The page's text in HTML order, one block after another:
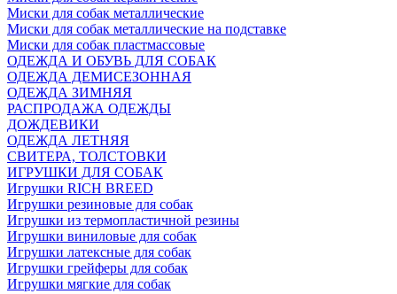
Миски для собак металлические
Миски для собак металлические на подставке
Миски для собак пластмассовые
ОДЕЖДА И ОБУВЬ ДЛЯ СОБАК
ОДЕЖДА ДЕМИСЕЗОННАЯ
ОДЕЖДА ЗИМНЯЯ
РАСПРОДАЖА ОДЕЖДЫ
ДОЖДЕВИКИ
ОДЕЖДА ЛЕТНЯЯ
СВИТЕРА, ТОЛСТОВКИ
ИГРУШКИ ДЛЯ СОБАК
Игрушки RICH BREED
Игрушки резиновые для собак
Игрушки из термопластичной резины
Игрушки виниловые для собак
Игрушки латексные для собак
Игрушки грейферы для собак
Игрушки мягкие для собак